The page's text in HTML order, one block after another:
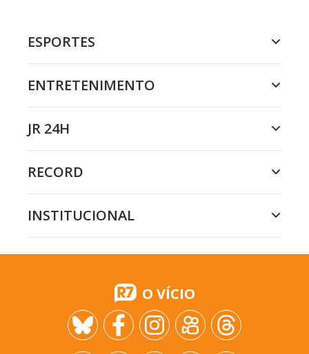
ESPORTES
ENTRETENIMENTO
JR 24H
RECORD
INSTITUCIONAL
O VÍCIO